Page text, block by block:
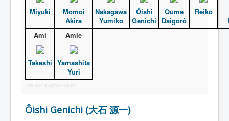
Miyuki
Momoi
Akira
Nakagawa
Yumiko
Ôishi
Genichi
Oume
Daigorô
Reiko
Ami
Takeshi
Amie
Yamashita
Yuri
Ôishi Genichi (大石 源一)